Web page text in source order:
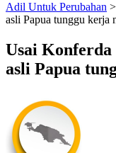
Adil Untuk Perubahan >
asli Papua tunggu kerja
Usai Konferda
asli Papua